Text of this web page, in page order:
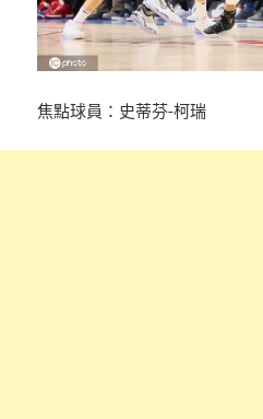
焦點球員：史蒂芬-柯瑞